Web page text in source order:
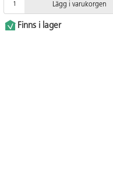
Lägg i varukorgen
Finns i lager